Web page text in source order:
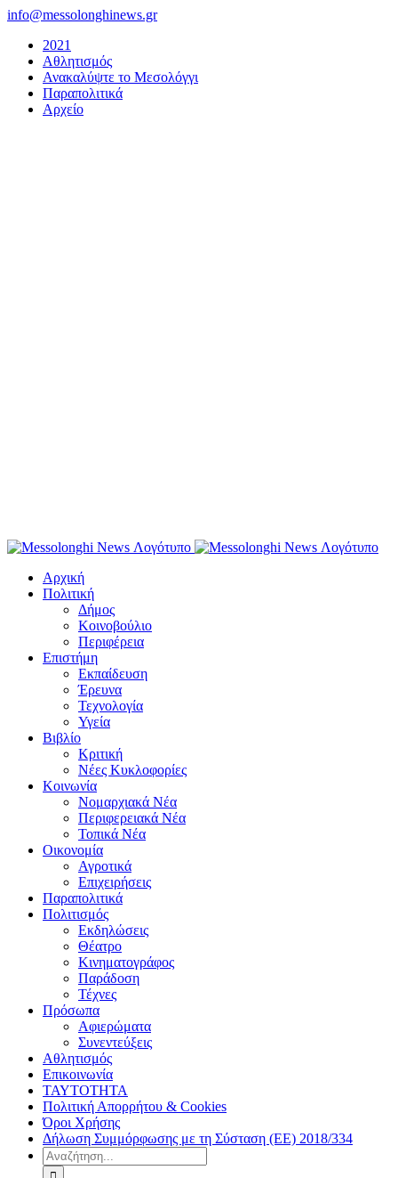
Μετάβαση
περιεχόμενο
info@messolonghinews.gr
2021
Αθλητισμός
Ανακαλύψτε το Μεσολόγγι
Παραπολιτικά
Αρχείο
Αρχική
Πολιτική
Δήμος
Κοινοβούλιο
Περιφέρεια
Επιστήμη
Εκπαίδευση
Έρευνα
Τεχνολογία
Υγεία
Βιβλίο
Κριτική
Νέες Κυκλοφορίες
Κοινωνία
Νομαρχιακά Νέα
Περιφερειακά Νέα
Τοπικά Νέα
Οικονομία
Αγροτικά
Επιχειρήσεις
Παραπολιτικά
Πολιτισμός
Εκδηλώσεις
Θέατρο
Κινηματογράφος
Παράδοση
Τέχνες
Πρόσωπα
Αφιερώματα
Συνεντεύξεις
Αθλητισμός
Επικοινωνία
ΤΑΥΤΟΤΗΤΑ
Πολιτική Απορρήτου & Cookies
Όροι Χρήσης
Δήλωση Συμμόρφωσης με τη Σύσταση (ΕΕ) 2018/334
Αναζήτηση
για: